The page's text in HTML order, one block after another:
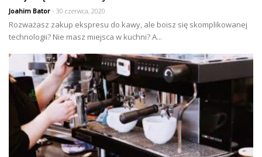
Joahim Bator - 30 czerwca, 2020
Rozważasz zakup ekspresu do kawy, ale boisz się skomplikowanej
technologii? Nie masz miejsca w kuchni? A...